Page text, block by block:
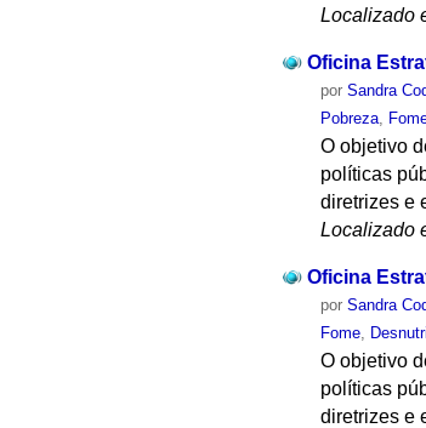
Localizado
Oficina
porSandra
Pobreza
O objetivo
políticas
diretrizes e
Localizado
Oficina
porSandra
Fome
O objetivo
políticas
diretrizes e